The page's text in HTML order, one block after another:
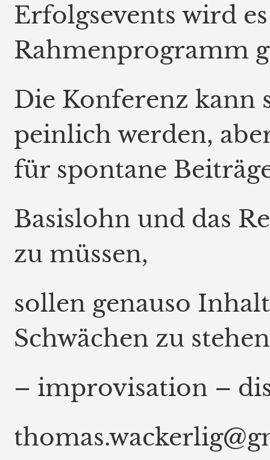
Erfolgsevents wird
Rahmenprogramm
Die Konferenz kann
peinlich werden,
für spontane
Basislohn und das
zu müssen,
sollen genauso
Schwächen zu
– improvisation –